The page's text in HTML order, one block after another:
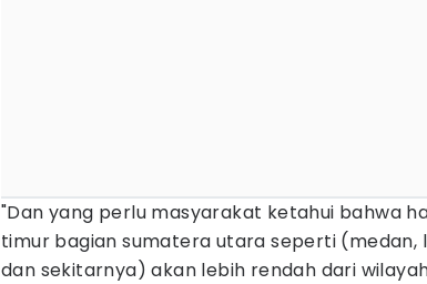
"Dan yang perlu masyarakat ketahui bahwa
timur bagian sumatera utara seperti (medan,
dan sekitarnya) akan lebih rendah dari